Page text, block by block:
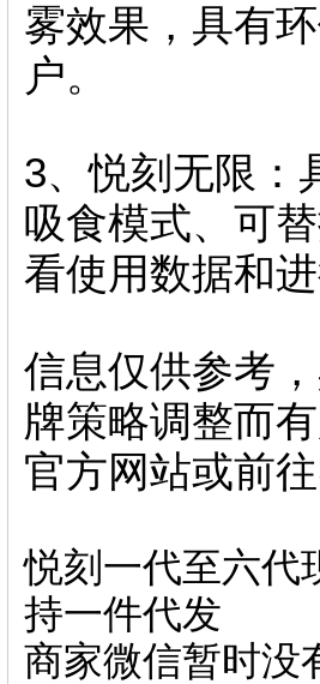
雾效果，具有
户。
3、悦刻无限：
吸食模式、可
看使用数据和
信息仅供参考
牌策略调整而
官方网站或前
悦刻一代至六代
持一件代发
商家微信暂时没